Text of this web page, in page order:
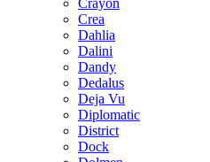
Crayon
Crea
Dahlia
Dalini
Dandy
Dedalus
Deja Vu
Diplomatic
District
Dock